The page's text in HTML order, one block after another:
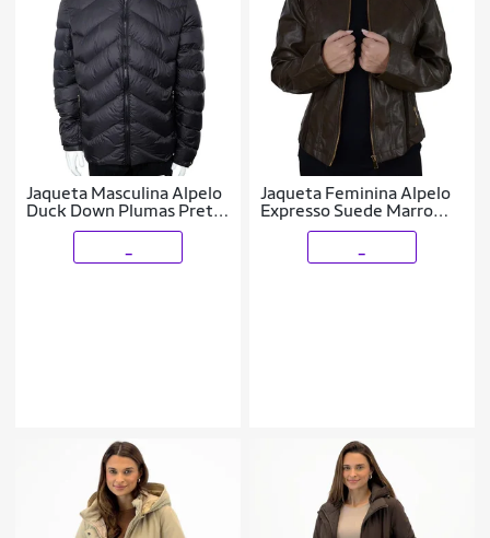
Jaqueta Masculina Alpelo
Duck Down Plumas Preta
- 02388
Jaqueta Feminina Alpelo
Expresso Suede Marrom -
40300097